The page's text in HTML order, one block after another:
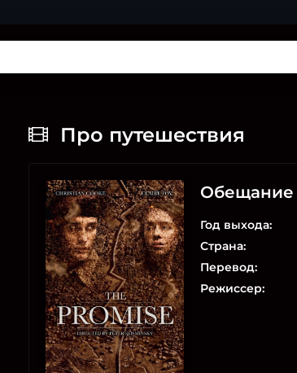
Про путешествия
Обещание
Год выхода:
Страна:
Перевод:
Режиссер: